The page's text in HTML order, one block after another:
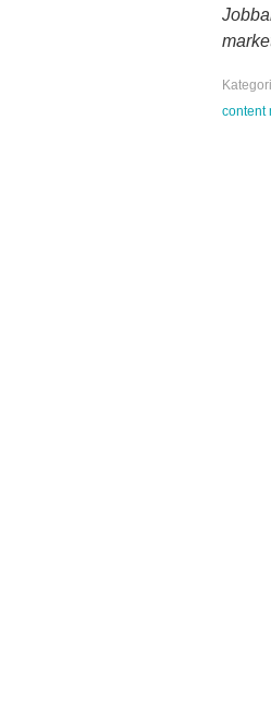
content